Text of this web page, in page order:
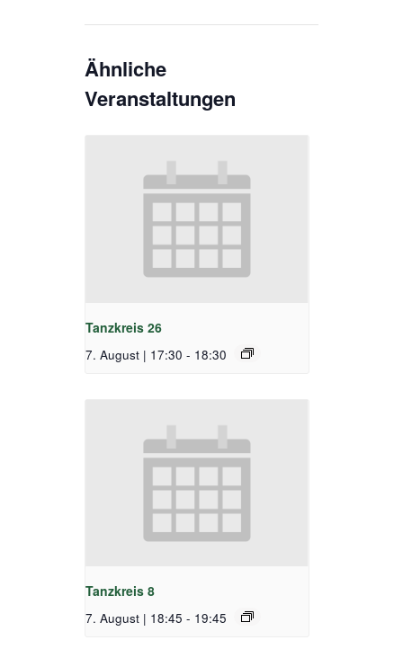
Ähnliche
Veranstaltungen
Tanzkreis 26
7. August | 17:30 - 18:30
Tanzkreis 8
7. August | 18:45 - 19:45